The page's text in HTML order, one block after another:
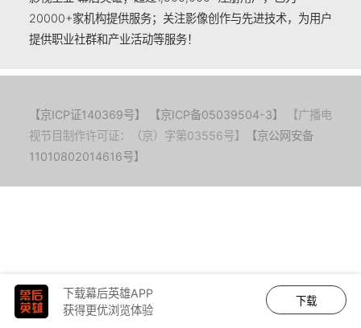
20000+家机构提供服务；关注影像创作与先进技术，为用户
提供职业社群和产业活动等服务！
【京ICP证140369号】 【京ICP备05039504-3】
【广播电
视节目制作许可证：（京）字第03556号】
【京公网安备
11010802014616号】
下载幕后英雄APP
获得更优浏览体验
下载